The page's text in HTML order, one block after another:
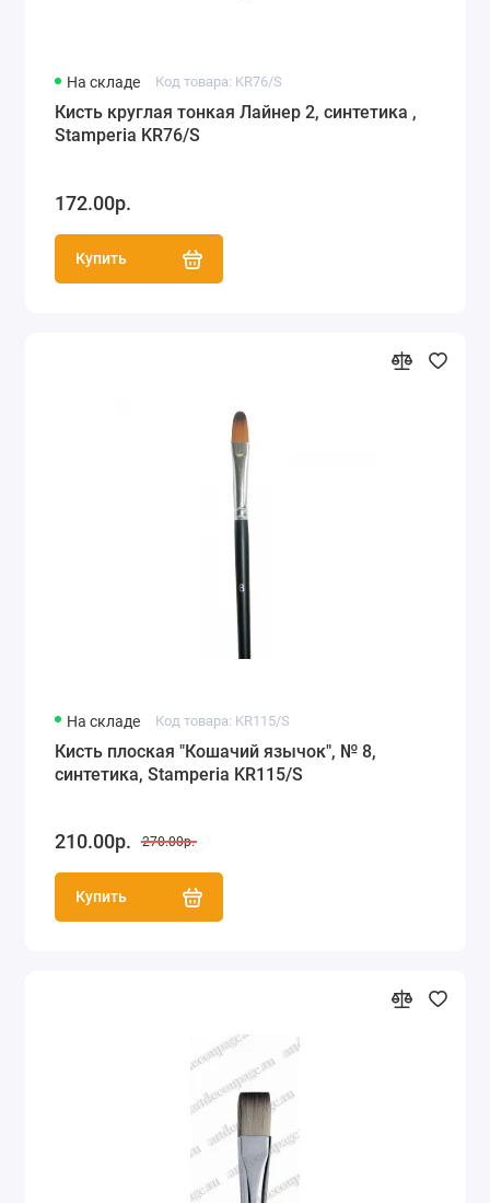
На складе Код товара: KR76/S
Кисть круглая тонкая Лайнер 2, синтетика ,
Stamperia KR76/S
172.00р.
Купить
На складе Код товара: KR115/S
Кисть плоская "Кошачий язычок", № 8,
синтетика, Stamperia KR115/S
210.00р. 270.00р.
Купить